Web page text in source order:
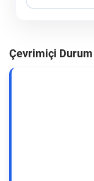
Çevrimiçi Durum